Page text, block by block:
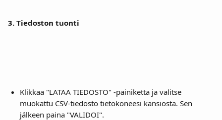
3. Tiedoston tuonti
Klikkaa "LATAA TIEDOSTO" -painiketta ja valitse
muokattu CSV-tiedosto tietokoneesi kansiosta. Sen
jälkeen paina "VALIDOI".